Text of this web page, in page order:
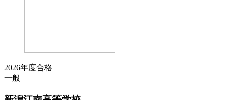
2026年度合格
一般